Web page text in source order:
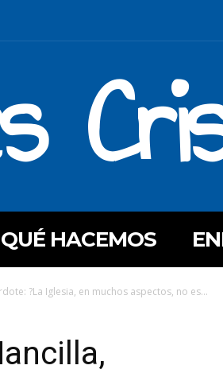
QUÉ HACEMOS
?La Iglesia, en muchos aspectos, no es...